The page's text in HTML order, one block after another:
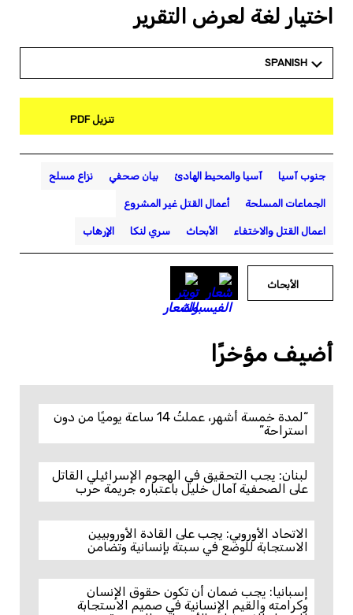
اختيار لغة لعرض التقرير
SPANISH
تنزيل PDF
جنوب آسيا آسيا والمحيط الهادئ بيان صحفي نزاع مسلح
الجماعات المسلحة أعمال القتل غير المشروع
اعمال القتل والاختفاء الأبحاث سري لنكا الإرهاب
الأبحاث
أضيف مؤخرًا
“لمدة خمسة أشهر، عملتُ 14 ساعة يوميًا من دون
استراحة”
لبنان: يجب التحقيق في الهجوم الإسرائيلي القاتل
على الصحفية آمال خليل باعتباره جريمة حرب
الاتحاد الأوروبي: يجب على القادة الأوروبيين
الاستجابة للوضع في سبتة بإنسانية وتضامن
إسبانيا: يجب ضمان أن تكون حقوق الإنسان
وكرامته والقيم الإنسانية في صميم الاستجابة